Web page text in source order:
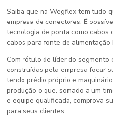
Saiba que na Wegflex tem tudo
empresa de conectores. É
tecnologia de ponta como cabos
cabos para fonte de alimentação
Com rótulo de líder do segmento
construídas pela empresa focar
tendo prédio próprio e
produção o que, somado a um
e equipe qualificada, comprova
para seus clientes.